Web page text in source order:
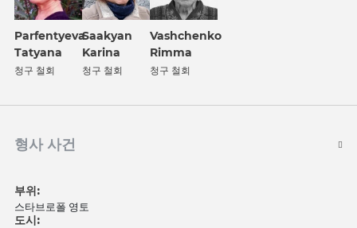
Parfentyeva
Tatyana
청구 철회
Saakyan
Karina
청구 철회
Vashchenko
Rimma
청구 철회
형사 사건
부위:
스타브로폴 영토
도시: